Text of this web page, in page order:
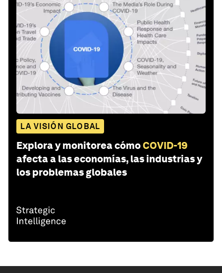
LA VISIÓN GLOBAL
Explora y monitorea cómoCOVID-19
afecta a las economías, las industrias y
los problemas globales